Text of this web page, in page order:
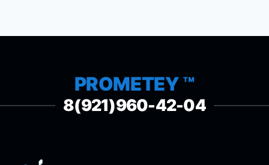
PROMETEY ™
8(921)960-42-04